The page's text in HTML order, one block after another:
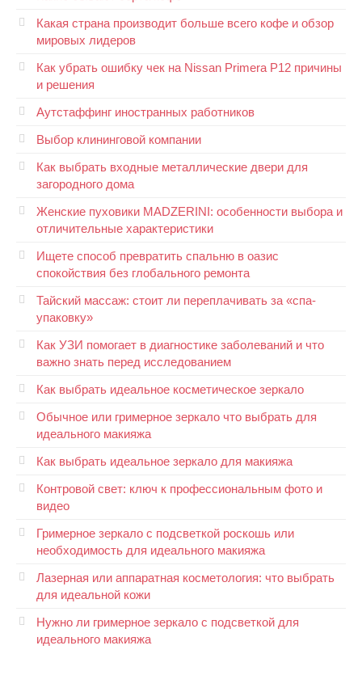
Какая страна производит больше всего кофе и обзор
мировых лидеров
Как убрать ошибку чек на Nissan Primera P12 причины
и решения
Аутстаффинг иностранных работников
Выбор клининговой компании
Как выбрать входные металлические двери для
загородного дома
Женские пуховики MADZERINI: особенности выбора и
отличительные характеристики
Ищете способ превратить спальню в оазис
спокойствия без глобального ремонта
Тайский массаж: стоит ли переплачивать за «спа-
упаковку»
Как УЗИ помогает в диагностике заболеваний и что
важно знать перед исследованием
Как выбрать идеальное косметическое зеркало
Обычное или гримерное зеркало что выбрать для
идеального макияжа
Как выбрать идеальное зеркало для макияжа
Контровой свет: ключ к профессиональным фото и
видео
Гримерное зеркало с подсветкой роскошь или
необходимость для идеального макияжа
Лазерная или аппаратная косметология: что выбрать
для идеальной кожи
Нужно ли гримерное зеркало с подсветкой для
идеального макияжа